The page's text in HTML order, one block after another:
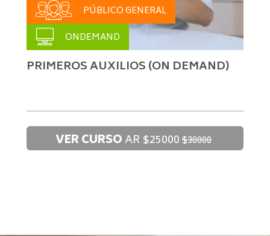
PÚBLICO GENERAL
ONDEMAND
PRIMEROS AUXILIOS (ON DEMAND)
VER CURSOAR$25000$30000